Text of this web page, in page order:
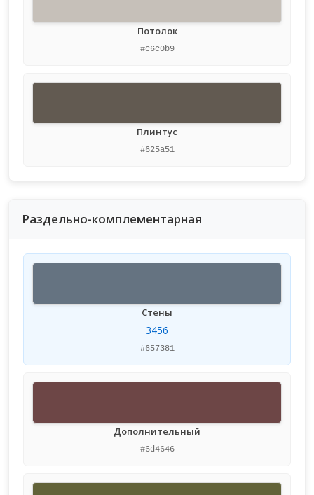
Потолок
#c6c0b9
Плинтус
#625a51
Раздельно-комплементарная
Стены
3456
#657381
Дополнительный
#6d4646